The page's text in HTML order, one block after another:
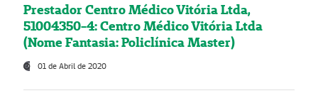
Prestador Centro Médico Vitória Ltda,
51004350-4: Centro Médico Vitória Ltda
(Nome Fantasia: Policlínica Master)
01 de Abril de 2020